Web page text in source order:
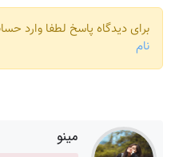
برای دیدگاه پاسخ لطفا وارد
نام
مینو